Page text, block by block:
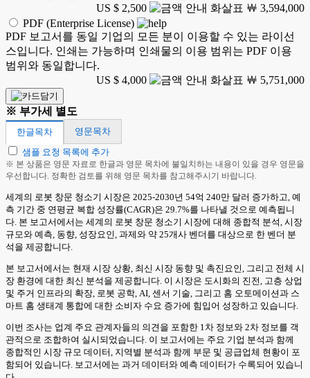
US $ 2,500
￦ 3,594,000
PDF (Enterprise License)
PDF 보고서를 동일 기업의 모든 분이 이용할 수 있는 라이선
스입니다. 인쇄는 가능하며 인쇄물의 이용 범위는 PDF 이용
범위와 동일합니다.
US $ 4,000
￦ 5,751,000
※ 부가세 별도
한글목차
영문목차
샘플 요청 목록에 추가
※ 본 상품은 영문 자료로 한글과 영문 목차에 불일치하는 내용이 있을 경우 영문을
우선합니다. 정확한 검토를 위해 영문 목차를 참고해주시기 바랍니다.
세계의 로봇 창문 청소기 시장은 2025-2030년 54억 240만 달러 증가하고, 예
측 기간 중 연평균 복합 성장률(CAGR)은 29.7%를 나타낼 것으로 예측됩니
다. 본 보고서에서는 세계의 로봇 창문 청소기 시장에 대해 종합적 분석, 시장
규모와 예측, 동향, 성장요인, 과제와 약 25개사 벤더를 대상으로 한 벤더 분
석을 제공합니다.
본 보고서에서는 현재 시장 상황, 최신 시장 동향 및 촉진요인, 그리고 전체 시
장 환경에 대한 최신 분석을 제공합니다. 이 시장은 도시화의 진전, 고층 상업
및 주거 인프라의 확장, 로봇 공학, AI, 센서 기술, 그리고 홈 오토메이션과 스
마트 홈 생태계 통합에 대한 소비자 수요 증가에 힘입어 성장하고 있습니다.
이번 조사는 업계 주요 관계자들의 의견을 포함한 1차 정보와 2차 정보를 객
관적으로 조합하여 실시되었습니다. 이 보고서에는 주요 기업 분석과 함께
종합적인 시장 규모 데이터, 지역별 분석과 함께 부문 및 공급업체 현황이 포
함되어 있습니다. 보고서에는 과거 데이터와 예측 데이터가 수록되어 있습니